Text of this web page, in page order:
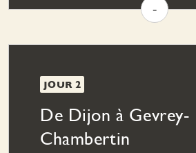
-
JOUR 2
De Dijon à Gevrey-
Chambertin